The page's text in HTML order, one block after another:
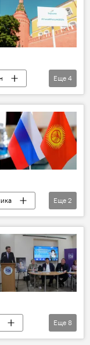
Еще 4
Еще 2
Еще 8